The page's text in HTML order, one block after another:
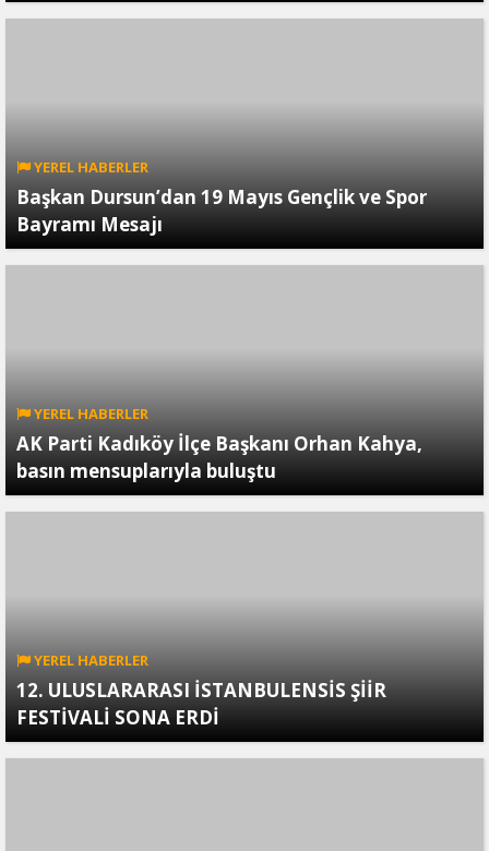
YEREL HABERLER
Başkan Dursun’dan 19 Mayıs Gençlik ve Spor
Bayramı Mesajı
YEREL HABERLER
AK Parti Kadıköy İlçe Başkanı Orhan Kahya,
basın mensuplarıyla buluştu
YEREL HABERLER
12. ULUSLARARASI İSTANBULENSİS ŞİİR
FESTİVALİ SONA ERDİ